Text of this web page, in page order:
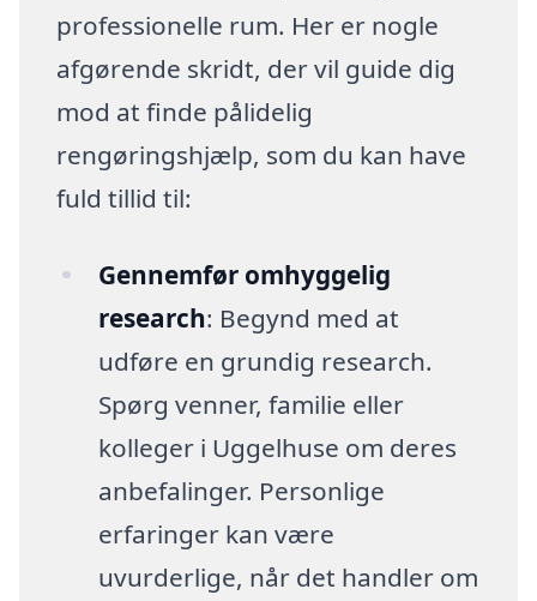
professionelle rum. Her er nogle
afgørende skridt, der vil guide dig
mod at finde pålidelig
rengøringshjælp, som du kan have
fuld tillid til:
Gennemfør omhyggelig
research: Begynd med at
udføre en grundig research.
Spørg venner, familie eller
kolleger i Uggelhuse om deres
anbefalinger. Personlige
erfaringer kan være
uvurderlige, når det handler om